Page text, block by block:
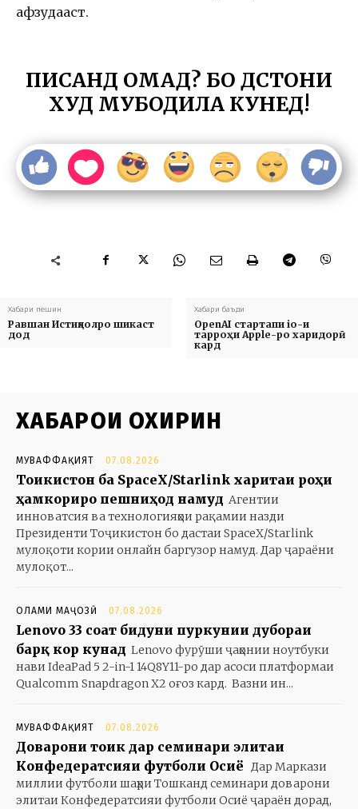
афзудааст.
ПИСАНД ОМАД? БО ДӮСТОНИ
ХУД МУБОДИЛА КУНЕД!
Хабари пешин
Равшан Истиқлолро шикаст
дод
Хабари баъди
OpenAI стартапи io-и
тарроҳи Apple-ро харидорӣ
кард
ХАБАРҲОИ ОХИРИН
МУВАФФАҚИЯТ 07.08.2026
Тоҷикистон ба SpaceX/Starlink харитаи роҳи
ҳамкориро пешниҳод намуд Агентии
инноватсия ва технологияҳои рақамии назди
Президенти Тоҷикистон бо дастаи SpaceX/Starlink
мулоқоти кории онлайн баргузор намуд. Дар ҷараёни
мулоқот...
ОЛАМИ МАҶОЗӢ 07.08.2026
Lenovo 33 соат бидуни пуркунии дубораи
барқ кор кунад Lenovo фурӯши ҷаҳонии ноутбуки
нави IdeaPad 5 2-in-1 14Q8Y11-ро дар асоси платформаи
Qualcomm Snapdragon X2 оғоз кард. Вазни ин...
МУВАФФАҚИЯТ 07.08.2026
Доварони тоҷик дар семинари элитаи
Конфедератсияи футболи Осиё Дар Маркази
миллии футболи шаҳри Тошканд семинари доварони
элитаи Конфедератсияи футболи Осиё ҷараён дорад,